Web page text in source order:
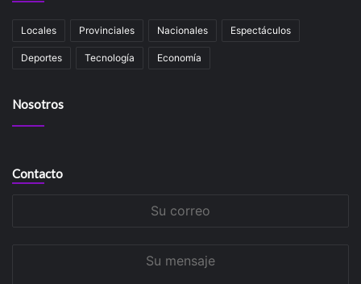
Locales Provinciales Nacionales Espectáculos
Deportes Tecnología Economía
Nosotros
Contacto